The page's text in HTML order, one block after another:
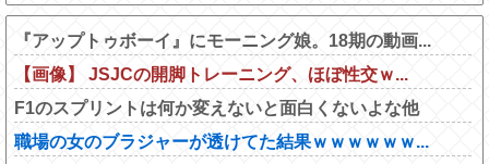
『アップトゥボーイ』にモーニング娘。18期の動画...
【画像】 JSJCの開脚トレーニング、ほぼ性交ｗ...
F1のスプリントは何か変えないと面白くないよな他
職場の女のブラジャーが透けてた結果ｗｗｗｗｗｗ...